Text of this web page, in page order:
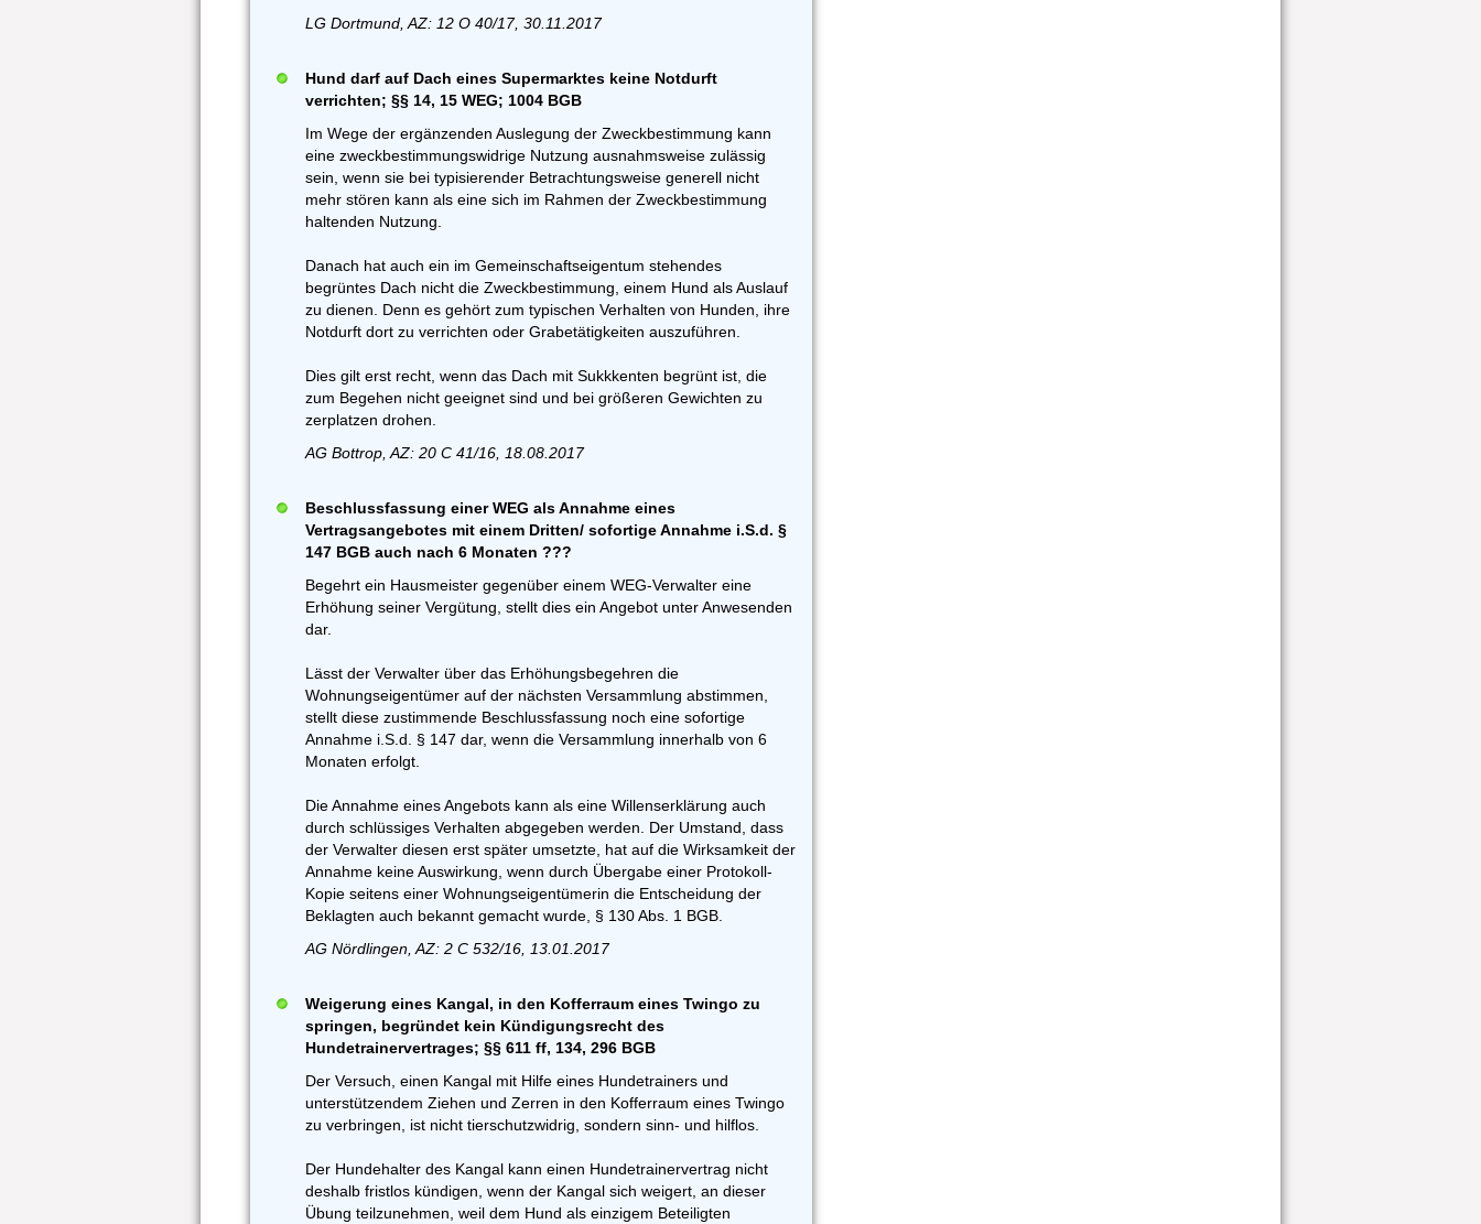
LG Dortmund, AZ: 12 O 40/17, 30.11.2017
Hund darf auf Dach eines Supermarktes keine Notdurft
verrichten; §§ 14, 15 WEG; 1004 BGB
Im Wege der ergänzenden Auslegung der Zweckbestimmung kann
eine zweckbestimmungswidrige Nutzung ausnahmsweise zulässig
sein, wenn sie bei typisierender Betrachtungsweise generell nicht
mehr stören kann als eine sich im Rahmen der Zweckbestimmung
haltenden Nutzung.
Danach hat auch ein im Gemeinschaftseigentum stehendes
begrüntes Dach nicht die Zweckbestimmung, einem Hund als Auslauf
zu dienen. Denn es gehört zum typischen Verhalten von Hunden, ihre
Notdurft dort zu verrichten oder Grabetätigkeiten auszuführen.
Dies gilt erst recht, wenn das Dach mit Sukkkenten begrünt ist, die
zum Begehen nicht geeignet sind und bei größeren Gewichten zu
zerplatzen drohen.
AG Bottrop, AZ: 20 C 41/16, 18.08.2017
Beschlussfassung einer WEG als Annahme eines
Vertragsangebotes mit einem Dritten/ sofortige Annahme i.S.d. §
147 BGB auch nach 6 Monaten ???
Begehrt ein Hausmeister gegenüber einem WEG-Verwalter eine
Erhöhung seiner Vergütung, stellt dies ein Angebot unter Anwesenden
dar.
Lässt der Verwalter über das Erhöhungsbegehren die
Wohnungseigentümer auf der nächsten Versammlung abstimmen,
stellt diese zustimmende Beschlussfassung noch eine sofortige
Annahme i.S.d. § 147 dar, wenn die Versammlung innerhalb von 6
Monaten erfolgt.
Die Annahme eines Angebots kann als eine Willenserklärung auch
durch schlüssiges Verhalten abgegeben werden. Der Umstand, dass
der Verwalter diesen erst später umsetzte, hat auf die Wirksamkeit der
Annahme keine Auswirkung, wenn durch Übergabe einer Protokoll-
Kopie seitens einer Wohnungseigentümerin die Entscheidung der
Beklagten auch bekannt gemacht wurde, § 130 Abs. 1 BGB.
AG Nördlingen, AZ: 2 C 532/16, 13.01.2017
Weigerung eines Kangal, in den Kofferraum eines Twingo zu
springen, begründet kein Kündigungsrecht des
Hundetrainervertrages; §§ 611 ff, 134, 296 BGB
Der Versuch, einen Kangal mit Hilfe eines Hundetrainers und
unterstützendem Ziehen und Zerren in den Kofferraum eines Twingo
zu verbringen, ist nicht tierschutzwidrig, sondern sinn- und hilflos.
Der Hundehalter des Kangal kann einen Hundetrainervertrag nicht
deshalb fristlos kündigen, wenn der Kangal sich weigert, an dieser
Übung teilzunehmen, weil dem Hund als einzigem Beteiligten